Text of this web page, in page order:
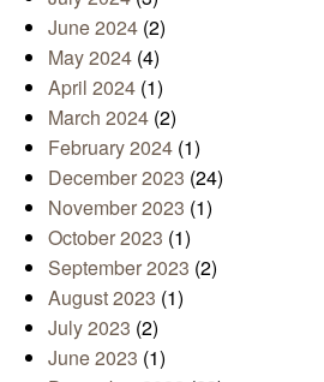
June 2024 (2)
May 2024 (4)
April 2024 (1)
March 2024 (2)
February 2024 (1)
December 2023 (24)
November 2023 (1)
October 2023 (1)
September 2023 (2)
August 2023 (1)
July 2023 (2)
June 2023 (1)